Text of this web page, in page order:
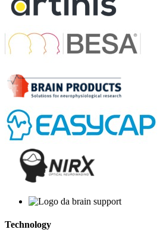
Technology